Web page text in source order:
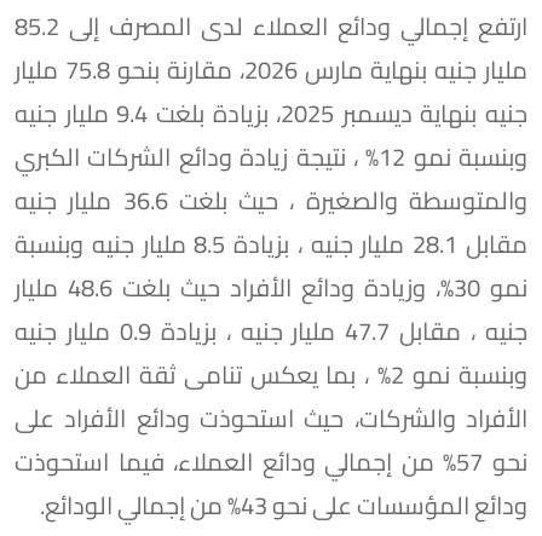
ارتفع إجمالي ودائع العملاء لدى المصرف إلى 85.2
مليار جنيه بنهاية مارس 2026، مقارنة بنحو 75.8 مليار
جنيه بنهاية ديسمبر 2025، بزيادة بلغت 9.4 مليار جنيه
وبنسبة نمو 12% ، نتيجة زيادة ودائع الشركات الكبري
والمتوسطة والصغيرة ، حيث بلغت 36.6 مليار جنيه
مقابل 28.1 مليار جنيه ، بزيادة 8.5 مليار جنيه وبنسبة
نمو 30%، وزيادة ودائع الأفراد حيث بلغت 48.6 مليار
جنيه ، مقابل 47.7 مليار جنيه ، بزيادة 0.9 مليار جنيه
وبنسبة نمو 2% ، بما يعكس تنامى ثقة العملاء من
الأفراد والشركات، حيث استحوذت ودائع الأفراد على
نحو 57% من إجمالي ودائع العملاء، فيما استحوذت
ودائع المؤسسات على نحو 43% من إجمالي الودائع.